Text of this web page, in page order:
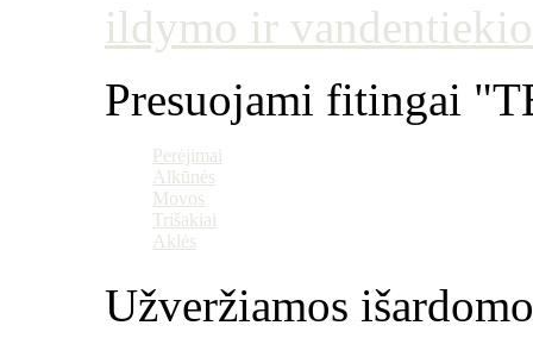
ildymo ir
Presuojami fitingai
Perėjimai
Alkūnės
Movos
Trišakiai
Aklės
Užveržiamos